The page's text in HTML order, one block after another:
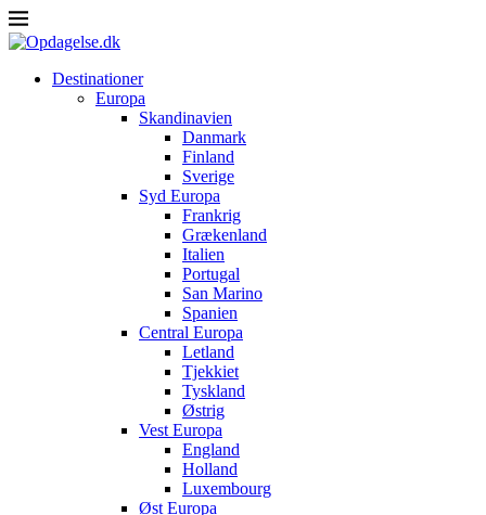
Destinationer
Europa
Skandinavien
Danmark
Finland
Sverige
Syd Europa
Frankrig
Grækenland
Italien
Portugal
San Marino
Spanien
Central Europa
Letland
Tjekkiet
Tyskland
Østrig
Vest Europa
England
Holland
Luxembourg
Øst Europa